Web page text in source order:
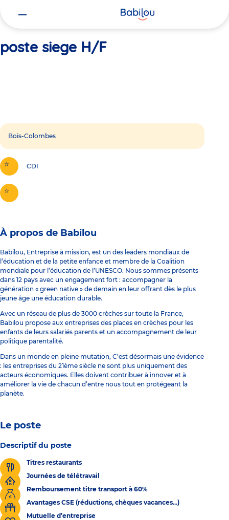
poste siege H/F
Bois-Colombes
CDI
À propos de Babilou
Babilou, Entreprise à mission, est un des leaders mondiaux de
l’éducation et de la petite enfance et membre de la Coalition
mondiale pour l’éducation de l’UNESCO. Nous sommes présents
dans 12 pays avec un engagement fort : accompagner la
génération « green native » de demain en leur offrant dès le plus
jeune âge une éducation durable.
Avec un réseau de plus de 3000 crèches sur toute la France,
Babilou propose aux entreprises des places en crèches pour les
enfants de leurs salariés parents et un accompagnement de leur
politique parentalité.
Dans un monde en pleine mutation, C’est désormais une évidence
: les entreprises du 21ème siècle ne sont plus uniquement des
acteurs économiques. Elles doivent contribuer à innover et à
améliorer la vie de chacun d’entre nous tout en protégeant la
planète.
Le poste
Descriptif du poste
Titres restaurants
Journées de télétravail
Remboursement titre transport à 60%
Avantages CSE (réductions, chèques vacances...)
Mutuelle d’entreprise